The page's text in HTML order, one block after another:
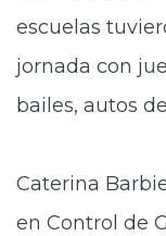
escuelas
jornada con
bailes, autos
Caterina
en Control de